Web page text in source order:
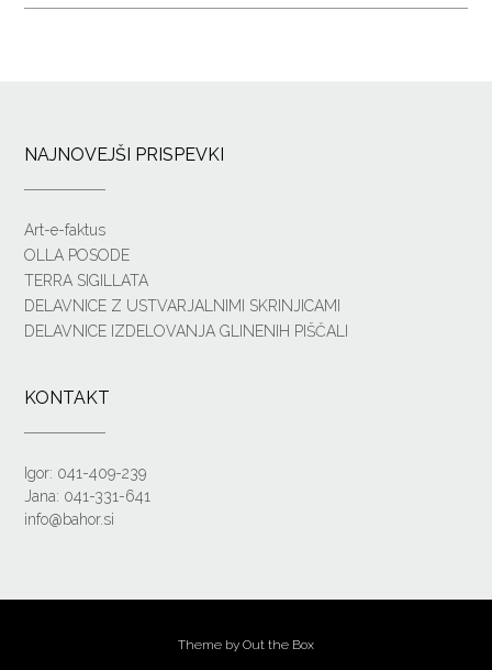
NAJNOVEJŠI PRISPEVKI
Art-e-faktus
OLLA POSODE
TERRA SIGILLATA
DELAVNICE Z USTVARJALNIMI SKRINJICAMI
DELAVNICE IZDELOVANJA GLINENIH PIŠČALI
KONTAKT
Igor: 041-409-239
Jana: 041-331-641
info@bahor.si
Theme by Out the Box